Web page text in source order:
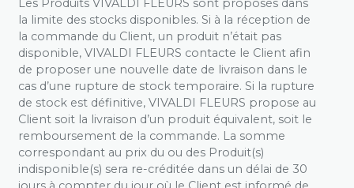
Les Produits VIVALDI FLEURS sont proposés dans
la limite des stocks disponibles. Si à la réception de
la commande du Client, un produit n’était pas
disponible, VIVALDI FLEURS contacte le Client afin
de proposer une nouvelle date de livraison dans le
cas d’une rupture de stock temporaire. Si la rupture
de stock est définitive, VIVALDI FLEURS propose au
Client soit la livraison d’un produit équivalent, soit le
remboursement de la commande. La somme
correspondant au prix du ou des Produit(s)
indisponible(s) sera re-créditée dans un délai de 30